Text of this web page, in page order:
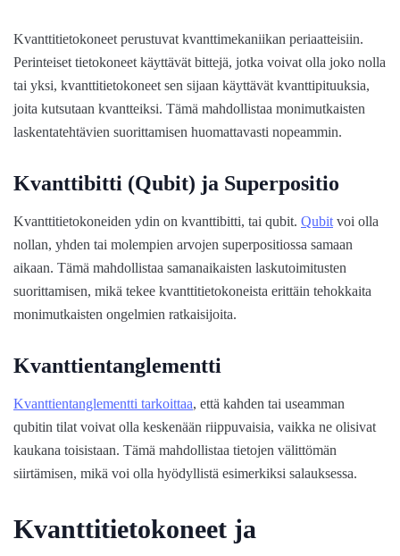
Kvanttitietokoneet perustuvat kvanttimekaniikan periaatteisiin.
Perinteiset tietokoneet käyttävät bittejä, jotka voivat olla joko nolla
tai yksi, kvanttitietokoneet sen sijaan käyttävät kvanttipituuksia,
joita kutsutaan kvantteiksi. Tämä mahdollistaa monimutkaisten
laskentatehtävien suorittamisen huomattavasti nopeammin.
Kvanttibitti (Qubit) ja Superpositio
Kvanttitietokoneiden ydin on kvanttibitti, tai qubit. Qubit voi olla
nollan, yhden tai molempien arvojen superpositiossa samaan
aikaan. Tämä mahdollistaa samanaikaisten laskutoimitusten
suorittamisen, mikä tekee kvanttitietokoneista erittäin tehokkaita
monimutkaisten ongelmien ratkaisijoita.
Kvanttientanglementti
Kvanttientanglementti tarkoittaa, että kahden tai useamman
qubitin tilat voivat olla keskenään riippuvaisia, vaikka ne olisivat
kaukana toisistaan. Tämä mahdollistaa tietojen välittömän
siirtämisen, mikä voi olla hyödyllistä esimerkiksi salauksessa.
Kvanttitietokoneet ja